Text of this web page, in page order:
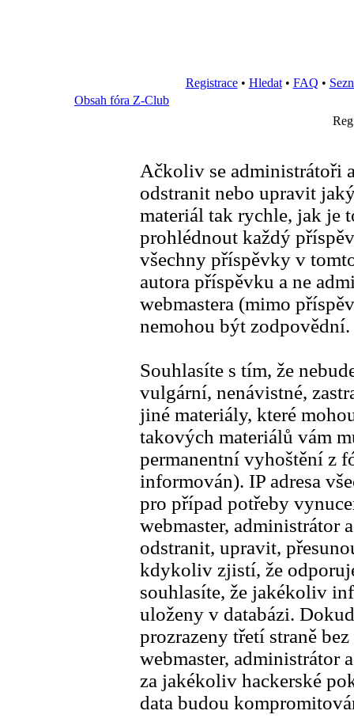
Registrace• Hledat• FAQ •
Obsah fóra Z-Club
Ačkoliv se administrátoři
odstranit nebo upravit
materiál tak rychle, jak je
prohlédnout každý
všechny příspěvky v
autora příspěvku a ne
webmastera (mimo
nemohou být zodpovědní.
Souhlasíte s tím, že
vulgární, nenávistné,
jiné materiály, které
takových materiálů vám
permanentní vyhoštění z
informován). IP adresa
pro případ potřeby
webmaster, administrátor
odstranit, upravit,
kdykoliv zjistí, že
souhlasíte, že jakékoliv
uloženy v databázi.
prozrazeny třetí straně
webmaster, administrátor
za jakékoliv hackerské
data budou